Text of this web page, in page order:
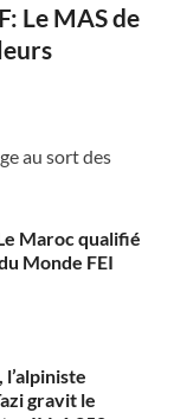
Le MAS de
au sort des
Maroc qualifié
Monde FEI
l’alpiniste
gravit le